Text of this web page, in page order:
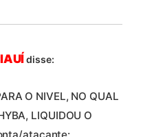
disse:
O NIVEL, NO QUAL
LIQUIDOU O
atacante: